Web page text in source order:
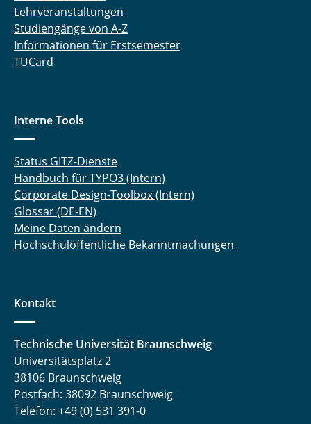
Lehrveranstaltungen
Studiengänge von A-Z
Informationen für Erstsemester
TUCard
Interne Tools
Status GITZ-Dienste
Handbuch für TYPO3 (Intern)
Corporate Design-Toolbox (Intern)
Glossar (DE-EN)
Meine Daten ändern
Hochschulöffentliche Bekanntmachungen
Kontakt
Technische Universität Braunschweig
Universitätsplatz 2
38106 Braunschweig
Postfach: 38092 Braunschweig
Telefon: +49 (0) 531 391-0